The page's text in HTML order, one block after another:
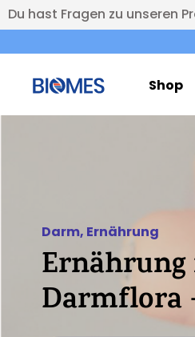
Du hast Fragen zu unseren
Shop
Darm, Ernährung
Ernährung
Darmflora